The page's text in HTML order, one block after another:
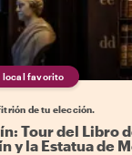
local favorito
de tu elección.
Tour del Libro
y la Estatua de